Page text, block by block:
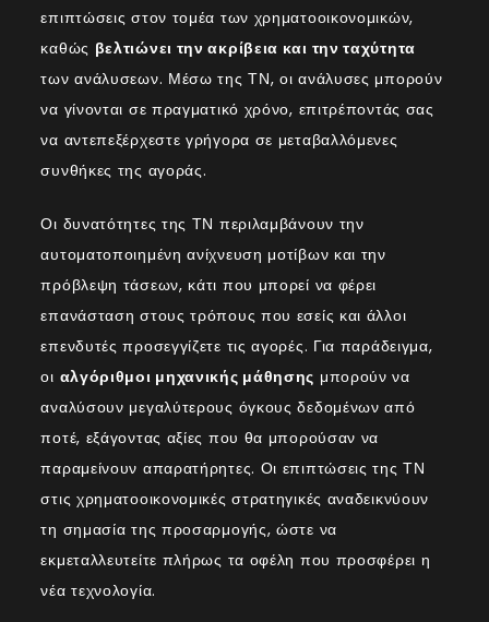
επιπτώσεις στον τομέα των χρηματοοικονομικών,
καθώς βελτιώνει την ακρίβεια και την ταχύτητα
των ανάλυσεων. Μέσω της ΤΝ, οι ανάλυσες μπορούν
να γίνονται σε πραγματικό χρόνο, επιτρέποντάς σας
να αντεπεξέρχεστε γρήγορα σε μεταβαλλόμενες
συνθήκες της αγοράς.
Οι δυνατότητες της ΤΝ περιλαμβάνουν την
αυτοματοποιημένη ανίχνευση μοτίβων και την
πρόβλεψη τάσεων, κάτι που μπορεί να φέρει
επανάσταση στους τρόπους που εσείς και άλλοι
επενδυτές προσεγγίζετε τις αγορές. Για παράδειγμα,
οι αλγόριθμοι μηχανικής μάθησης μπορούν να
αναλύσουν μεγαλύτερους όγκους δεδομένων από
ποτέ, εξάγοντας αξίες που θα μπορούσαν να
παραμείνουν απαρατήρητες. Οι επιπτώσεις της ΤΝ
στις χρηματοοικονομικές στρατηγικές αναδεικνύουν
τη σημασία της προσαρμογής, ώστε να
εκμεταλλευτείτε πλήρως τα οφέλη που προσφέρει η
νέα τεχνολογία.